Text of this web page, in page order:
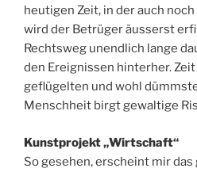
heutigen Zeit, in der auch
wird der Betrüger äusserst
Rechtsweg unendlich lange
den Ereignissen hinterher.
geflügelten und wohl
Menschheit birgt gewaltige
Kunstprojekt „Wirtschaft“
So gesehen, erscheint mir das